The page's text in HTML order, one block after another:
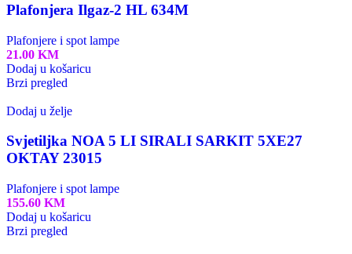
Plafonjera Ilgaz-2 HL 634M
Plafonjere i spot lampe
21.00 KM
Dodaj u košaricu
Brzi pregled
Dodaj u želje
Svjetiljka NOA 5 LI SIRALI SARKIT 5XE27
OKTAY 23015
Plafonjere i spot lampe
155.60 KM
Dodaj u košaricu
Brzi pregled